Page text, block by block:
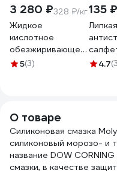
3 280 ₽328 ₽/кг
Жидкое
кислотное
обезжиривающее
и железо
концентрат 1915/1
5(3)
135 ₽
Липкая
PRO
4.7
О товаре
Силиконовая смазка
силиконовый морозо- и
название DOW
смазки, в качестве